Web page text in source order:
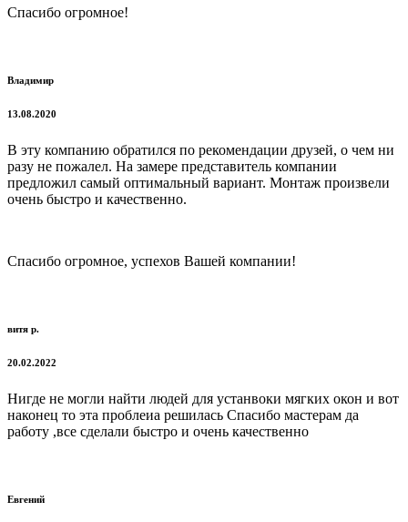
Спасибо огромное!
Владимир
13.08.2020
В эту компанию обратился по рекомендации друзей, о чем ни
разу не пожалел. На замере представитель компании
предложил самый оптимальный вариант. Монтаж произвели
очень быстро и качественно.
Спасибо огромное, успехов Вашей компании!
витя р.
20.02.2022
Нигде не могли найти людей для устанвоки мягких окон и вот
наконец то эта проблеиа решилась Спасибо мастерам да
работу ,все сделали быстро и очень качественно
Евгений